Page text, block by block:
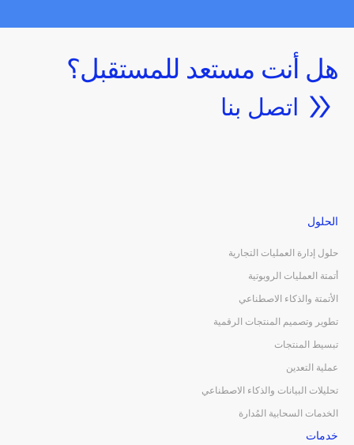
هل أنت مستعد للمستقبل؟
اتصل بنا
الحلول
حلول إدارة العمليات التجارية
أتمتة العمليات الروبوتية
الأتمتة والذكاء الاصطناعي
تطوير وتصميم المنتجات الرقمية
تبسيط المنتجات
عملية التعدين
تحليلات البيانات والذكاء الاصطناعي
الخدمات السحابية المُدارة
خدمات